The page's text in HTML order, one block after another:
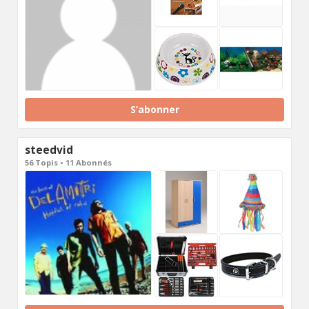
S’abonner
steedvid
56 Topis • 11 Abonnés